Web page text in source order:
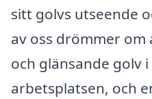
sitt golvs utseende
av oss drömmer om
och glänsande golv
arbetsplatsen, och